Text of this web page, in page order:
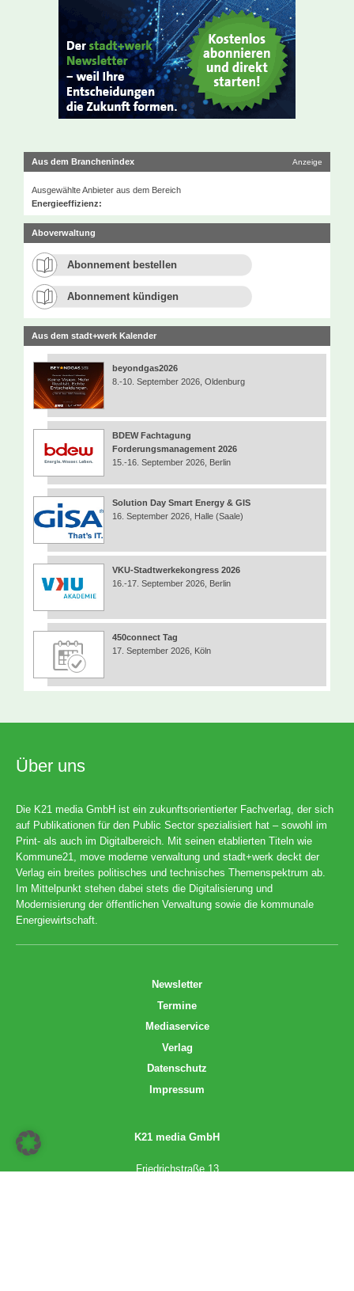
Aus dem Branchenindex Anzeige
Ausgewählte Anbieter aus dem Bereich
Energieeffizienz:
Aboverwaltung
Abonnement bestellen
Abonnement kündigen
Aus dem stadt+werk Kalender
beyondgas2026
8.-10. September 2026, Oldenburg
BDEW Fachtagung
Forderungsmanagement 2026
15.-16. September 2026, Berlin
Solution Day Smart Energy & GIS
16. September 2026, Halle (Saale)
VKU-Stadtwerkekongress 2026
16.-17. September 2026, Berlin
450connect Tag
17. September 2026, Köln
Über uns
Die K21 media GmbH ist ein zukunftsorientierter Fachverlag, der sich
auf Publikationen für den Public Sector spezialisiert hat – sowohl im
Print- als auch im Digitalbereich. Mit seinen etablierten Titeln wie
Kommune21, move moderne verwaltung und stadt+werk deckt der
Verlag ein breites politisches und technisches Themenspektrum ab.
Im Mittelpunkt stehen dabei stets die Digitalisierung und
Modernisierung der öffentlichen Verwaltung sowie die kommunale
Energiewirtschaft.
Newsletter
Termine
Mediaservice
Verlag
Datenschutz
Impressum
K21 media GmbH
Friedrichstraße 13